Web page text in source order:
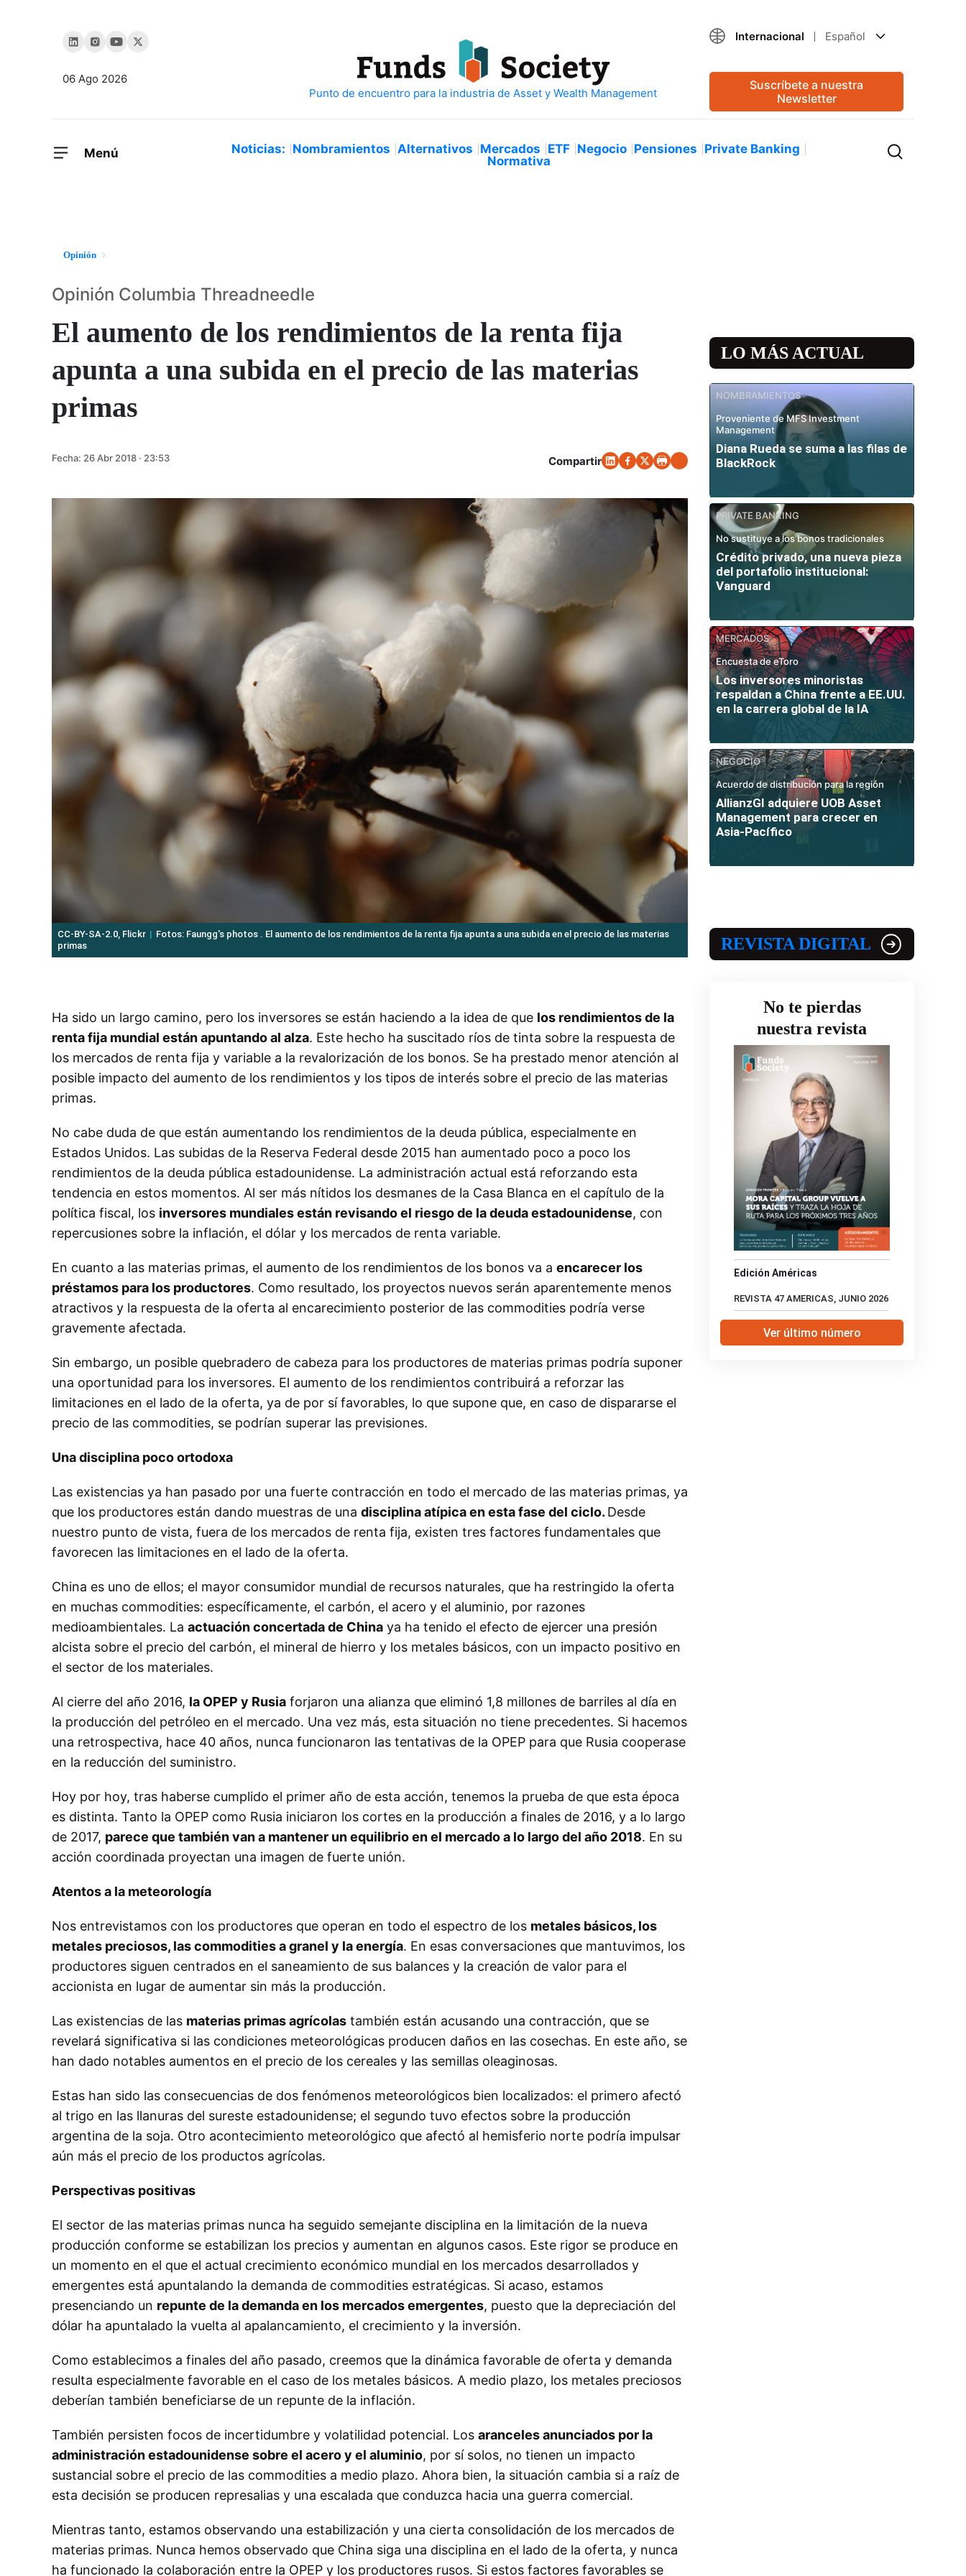
06 Ago 2026
Internacional Español
Suscríbete a nuestra
Newsletter
Menú Noticias: Nombramientos Alternativos Mercados ETF Negocio Pensiones Private Banking
Normativa
Opinión
El aumento de los rendimientos de la renta fija
apunta a una subida en el precio de las materias
primas
Opinión Columbia Threadneedle
Fecha: 26 Abr 2018 · 23:53 Compartir
CC-BY-SA-2.0, Flickr
Fotos: Faungg's photos . El aumento de los rendimientos de la renta fija apunta a una subida en el precio de las materias
primas
Ha sido un largo camino, pero los inversores se están haciendo a la idea de que los rendimientos de la
renta fija mundial están apuntando al alza. Este hecho ha suscitado ríos de tinta sobre la respuesta de
los mercados de renta fija y variable a la revalorización de los bonos. Se ha prestado menor atención al
posible impacto del aumento de los rendimientos y los tipos de interés sobre el precio de las materias
primas.
No cabe duda de que están aumentando los rendimientos de la deuda pública, especialmente en
Estados Unidos. Las subidas de la Reserva Federal desde 2015 han aumentado poco a poco los
rendimientos de la deuda pública estadounidense. La administración actual está reforzando esta
tendencia en estos momentos. Al ser más nítidos los desmanes de la Casa Blanca en el capítulo de la
política fiscal, los inversores mundiales están revisando el riesgo de la deuda estadounidense, con
repercusiones sobre la inflación, el dólar y los mercados de renta variable.
En cuanto a las materias primas, el aumento de los rendimientos de los bonos va a encarecer los
préstamos para los productores. Como resultado, los proyectos nuevos serán aparentemente menos
atractivos y la respuesta de la oferta al encarecimiento posterior de las commodities podría verse
gravemente afectada.
Sin embargo, un posible quebradero de cabeza para los productores de materias primas podría suponer
una oportunidad para los inversores. El aumento de los rendimientos contribuirá a reforzar las
limitaciones en el lado de la oferta, ya de por sí favorables, lo que supone que, en caso de dispararse el
precio de las commodities, se podrían superar las previsiones.
Una disciplina poco ortodoxa
Las existencias ya han pasado por una fuerte contracción en todo el mercado de las materias primas, ya
que los productores están dando muestras de una disciplina atípica en esta fase del ciclo. Desde
nuestro punto de vista, fuera de los mercados de renta fija, existen tres factores fundamentales que
favorecen las limitaciones en el lado de la oferta.
China es uno de ellos; el mayor consumidor mundial de recursos naturales, que ha restringido la oferta
en muchas commodities: específicamente, el carbón, el acero y el aluminio, por razones
medioambientales. La actuación concertada de China ya ha tenido el efecto de ejercer una presión
alcista sobre el precio del carbón, el mineral de hierro y los metales básicos, con un impacto positivo en
el sector de los materiales.
Al cierre del año 2016, la OPEP y Rusia forjaron una alianza que eliminó 1,8 millones de barriles al día en
la producción del petróleo en el mercado. Una vez más, esta situación no tiene precedentes. Si hacemos
una retrospectiva, hace 40 años, nunca funcionaron las tentativas de la OPEP para que Rusia cooperase
en la reducción del suministro.
Hoy por hoy, tras haberse cumplido el primer año de esta acción, tenemos la prueba de que esta época
es distinta. Tanto la OPEP como Rusia iniciaron los cortes en la producción a finales de 2016, y a lo largo
de 2017, parece que también van a mantener un equilibrio en el mercado a lo largo del año 2018. En su
acción coordinada proyectan una imagen de fuerte unión.
Atentos a la meteorología
Nos entrevistamos con los productores que operan en todo el espectro de los metales básicos, los
metales preciosos, las commodities a granel y la energía. En esas conversaciones que mantuvimos, los
productores siguen centrados en el saneamiento de sus balances y la creación de valor para el
accionista en lugar de aumentar sin más la producción.
Las existencias de las materias primas agrícolas también están acusando una contracción, que se
revelará significativa si las condiciones meteorológicas producen daños en las cosechas. En este año, se
han dado notables aumentos en el precio de los cereales y las semillas oleaginosas.
Estas han sido las consecuencias de dos fenómenos meteorológicos bien localizados: el primero afectó
al trigo en las llanuras del sureste estadounidense; el segundo tuvo efectos sobre la producción
argentina de la soja. Otro acontecimiento meteorológico que afectó al hemisferio norte podría impulsar
aún más el precio de los productos agrícolas.
Perspectivas positivas
El sector de las materias primas nunca ha seguido semejante disciplina en la limitación de la nueva
producción conforme se estabilizan los precios y aumentan en algunos casos. Este rigor se produce en
un momento en el que el actual crecimiento económico mundial en los mercados desarrollados y
emergentes está apuntalando la demanda de commodities estratégicas. Si acaso, estamos
presenciando un repunte de la demanda en los mercados emergentes, puesto que la depreciación del
dólar ha apuntalado la vuelta al apalancamiento, el crecimiento y la inversión.
Como establecimos a finales del año pasado, creemos que la dinámica favorable de oferta y demanda
resulta especialmente favorable en el caso de los metales básicos. A medio plazo, los metales preciosos
deberían también beneficiarse de un repunte de la inflación.
También persisten focos de incertidumbre y volatilidad potencial. Los aranceles anunciados por la
administración estadounidense sobre el acero y el aluminio, por sí solos, no tienen un impacto
sustancial sobre el precio de las commodities a medio plazo. Ahora bien, la situación cambia si a raíz de
esta decisión se producen represalias y una escalada que conduzca hacia una guerra comercial.
Mientras tanto, estamos observando una estabilización y una cierta consolidación de los mercados de
materias primas. Nunca hemos observado que China siga una disciplina en el lado de la oferta, y nunca
ha funcionado la colaboración entre la OPEP y los productores rusos. Si estos factores favorables se
LO MÁS ACTUAL
NOMBRAMIENTOS
Proveniente de MFS Investment
Management
Diana Rueda se suma a las filas de
BlackRock
PRIVATE BANKING
No sustituye a los bonos tradicionales
Crédito privado, una nueva pieza
del portafolio institucional:
Vanguard
MERCADOS
Encuesta de eToro
Los inversores minoristas
respaldan a China frente a EE.UU.
en la carrera global de la IA
NEGOCIO
Acuerdo de distribución para la región
AllianzGI adquiere UOB Asset
Management para crecer en
Asia-Pacífico
REVISTA DIGITAL
No te pierdas
nuestra revista
Edición Américas
REVISTA 47 AMERICAS, JUNIO 2026
Ver último número